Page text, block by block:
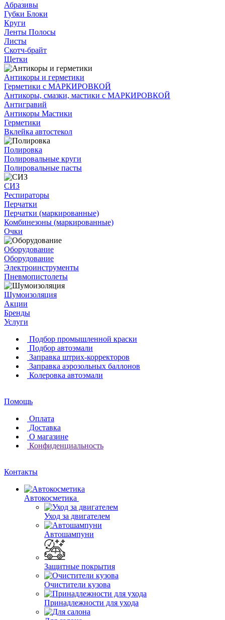
Абразивы
Губки Блоки
Круги
Ленты Полосы
Листы
Скотч-брайт
Щетки
Антикоры и герметики
Герметики с МАРКИРОВКОЙ
Антикоры, смазки, мастики с МАРКИРОВКОЙ
Антигравий
Антикоры Мастики
Герметики
Вклейка автостекол
Полировка
Полировальные круги
Полировальные пасты
СИЗ
Респираторы
Перчатки
Перчатки (маркированные)
Комбинезоны (маркированные)
Очки
Оборудование
Оборудование
Электроинструменты
Пневмопистолеты
Шумоизоляция
Акции
Бренды
Услуги
Подбор промышленной краски
Подбор автоэмали
Заправка штрих-корректоров
Заправка аэрозольных баллонов
Колеровка автоэмали
Помощь
Оплата
Доставка
О магазине
Конфиденциальность
Контакты
Автокосметика
Уход за двигателем
Автошампуни
Защитные покрытия
Очистители кузова
Принадлежности для ухода